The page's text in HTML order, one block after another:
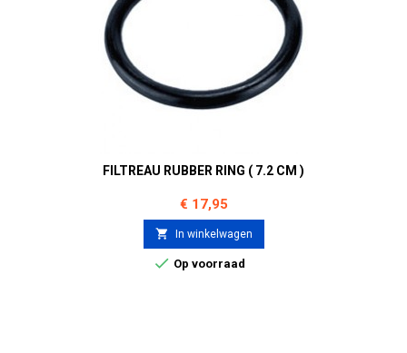
FILTREAU RUBBER RING ( 7.2 CM )
Prijs
€ 17,95
 In winkelwagen
 Op voorraad